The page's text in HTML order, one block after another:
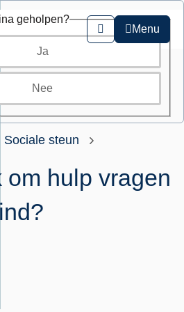
Zoeken
Menu
Sociale steun
om hulp vragen
geholpen?
Ja
Nee